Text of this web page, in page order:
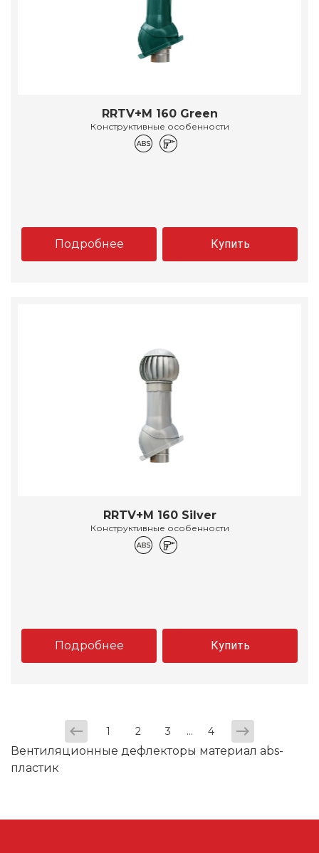
RRTV+M 160 Green
Конструктивные особенности
Подробнее Купить
RRTV+M 160 Silver
Конструктивные особенности
Подробнее Купить
1 2 3 ... 4
Вентиляционные дефлекторы материал abs-
пластик